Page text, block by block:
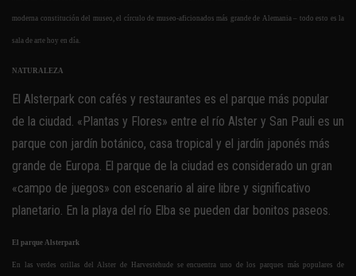
moderna constitución del museo, el círculo de museo-aficionados más grande de Alemania – todo esto es la
sala de arte hoy en día.
NATURALEZA
El Alsterpark con cafés y restaurantes es el parque más popular
de la ciudad. «Plantas y Flores» entre el río Alster y San Pauli es un
parque con jardín botánico, casa tropical y el jardín japonés más
grande de Europa. El parque de la ciudad es considerado un gran
«campo de juegos» con escenario al aire libre y significativo
planetario. En la playa del río Elba se pueden dar bonitos paseos.
El parque Alsterpark
En las verdes orillas del Alster de Harvestehude se encuentra uno de los parques más populares de